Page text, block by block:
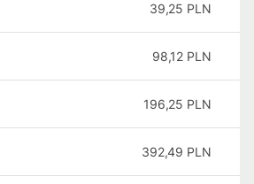
39,25 PLN
98,12 PLN
196,25 PLN
392,49 PLN